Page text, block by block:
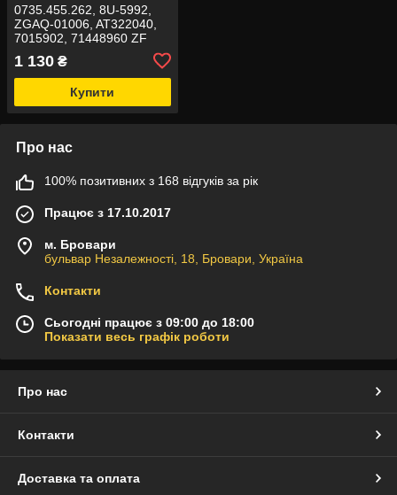
0735.455.262, 8U-5992,
ZGAQ-01006, AT322040,
7015902, 71448960 ZF
1 130 ₴
Купити
Про нас
100% позитивних з 168 відгуків за рік
Працює з 17.10.2017
м. Бровари
бульвар Незалежності, 18, Бровари, Україна
Контакти
Сьогодні працює з 09:00 до 18:00
Показати весь графік роботи
Про нас
Контакти
Доставка та оплата